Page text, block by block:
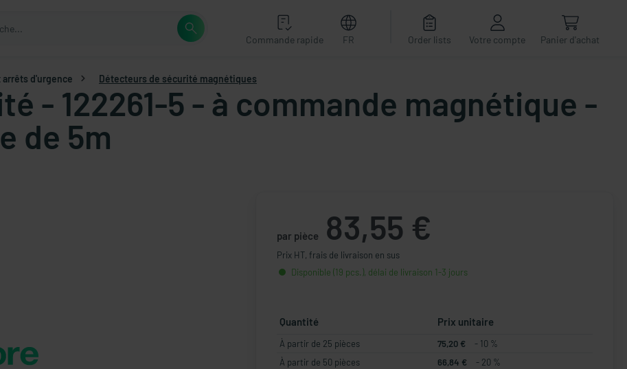
Commande rapide FR Order lists Votre compte Panier d'achat
d'urgence Détecteurs de sécurité magnétiques
- 122261-5 - à commande magnétique -
de 5m
par pièce 83,55 €
Prix HT, frais de livraison en sus
Disponible (19 pcs.), délai de livraison 1-3 jours
Quantité Prix unitaire
À partir de 25 pièces 75,20 €
- 10 %
À partir de 50 pièces
66,84 €
- 20 %